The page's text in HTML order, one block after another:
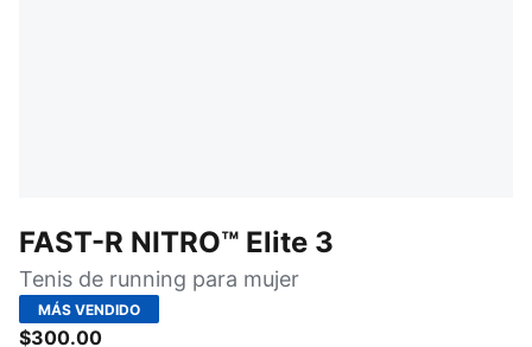
FAST-R NITRO™ Elite 3
Tenis de running para mujer
MÁS VENDIDO
$300.00